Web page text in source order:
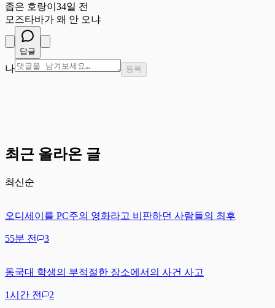
좁은 호랑이 34일 전
모즈타바가 왜 안 오냐
답글
나 등록
최근 올라온 글
최신순
오디세이를 PC주의 영화라고 비판하던 사람들의 최후
55분 전 3
동국대 학생의 부적절한 장소에서의 사건 사고
1시간 전 2